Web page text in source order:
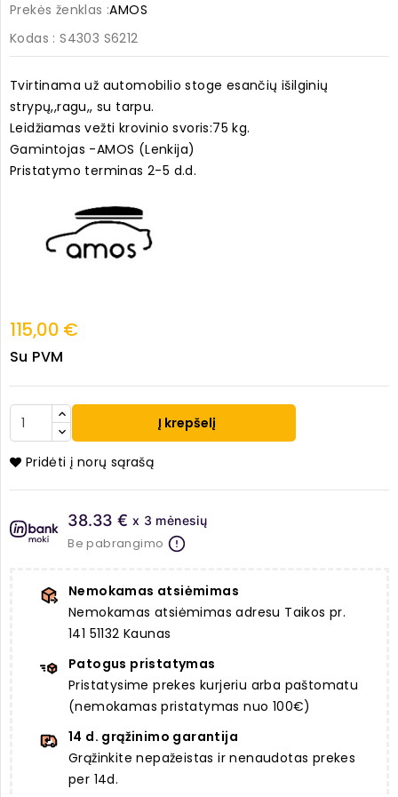
Prekės ženklas :AMOS
Kodas : S4303 S6212
Tvirtinama už automobilio stoge esančių išilginių
strypų,,ragu,, su tarpu.
Leidžiamas vežti krovinio svoris:75 kg.
Gamintojas -AMOS (Lenkija)
Pristatymo terminas 2-5 d.d.
115,00 €
Su PVM
Į krepšelį
Pridėti į norų sąrašą
38.33 € x 3 mėnesių
Be pabrangimo
Nemokamas atsiėmimas
Nemokamas atsiėmimas adresu Taikos pr.
141 51132 Kaunas
Patogus pristatymas
Pristatysime prekes kurjeriu arba paštomatu
(nemokamas pristatymas nuo 100€)
14 d. grąžinimo garantija
Grąžinkite nepažeistas ir nenaudotas prekes
per 14d.